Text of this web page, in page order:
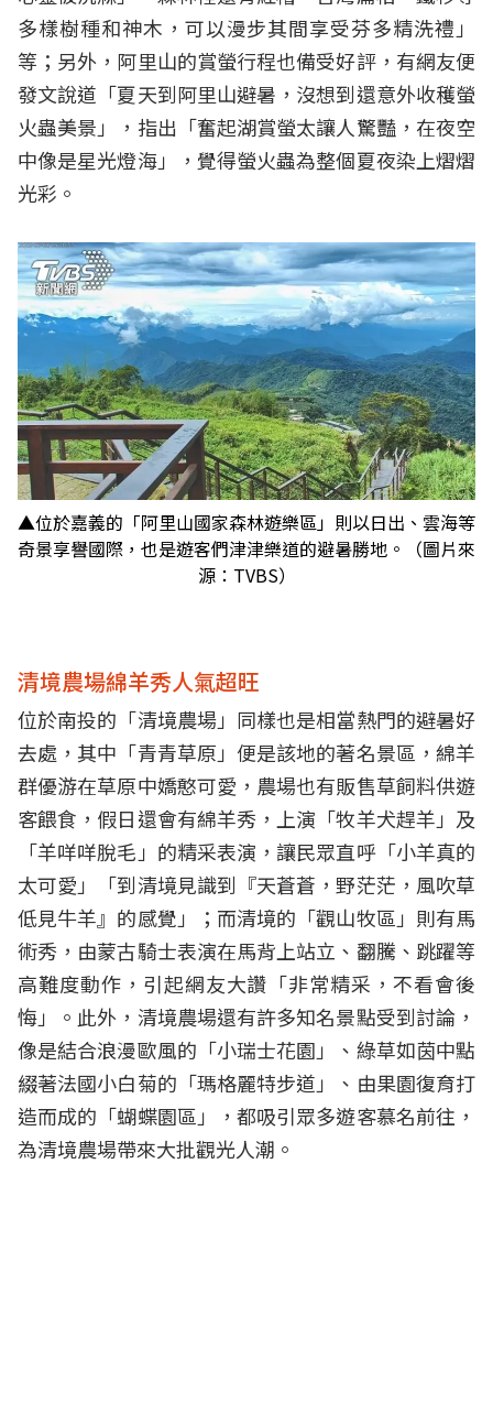
多樣樹種和神木，可以漫步其間享受芬多精洗禮」
等；另外，阿里山的賞螢行程也備受好評，有網友便
發文說道「夏天到阿里山避暑，沒想到還意外收穫螢
火蟲美景」，指出「奮起湖賞螢太讓人驚豔，在夜空
中像是星光燈海」，覺得螢火蟲為整個夏夜染上熠熠
光彩。
▲位於嘉義的「阿里山國家森林遊樂區」則以日出、雲海等
奇景享譽國際，也是遊客們津津樂道的避暑勝地。（圖片來
源：TVBS）
清境農場綿羊秀人氣超旺
位於南投的「清境農場」同樣也是相當熱門的避暑好
去處，其中「青青草原」便是該地的著名景區，綿羊
群優游在草原中嬌憨可愛，農場也有販售草飼料供遊
客餵食，假日還會有綿羊秀，上演「牧羊犬趕羊」及
「羊咩咩脫毛」的精采表演，讓民眾直呼「小羊真的
太可愛」「到清境見識到『天蒼蒼，野茫茫，風吹草
低見牛羊』的感覺」；而清境的「觀山牧區」則有馬
術秀，由蒙古騎士表演在馬背上站立、翻騰、跳躍等
高難度動作，引起網友大讚「非常精采，不看會後
悔」。此外，清境農場還有許多知名景點受到討論，
像是結合浪漫歐風的「小瑞士花園」、綠草如茵中點
綴著法國小白菊的「瑪格麗特步道」、由果園復育打
造而成的「蝴蝶園區」，都吸引眾多遊客慕名前往，
為清境農場帶來大批觀光人潮。